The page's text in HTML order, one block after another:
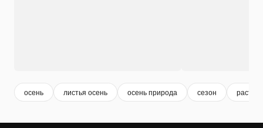
осень листья осень осень природа сезон